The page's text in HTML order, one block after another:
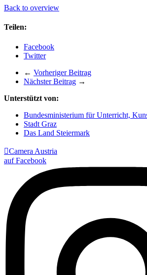
Back to overview
Teilen:
Facebook
Twitter
← Vorheriger Beitrag
Nächster Beitrag →
Unterstützt von:
Bundesministerium für Unterricht,
Stadt Graz
Das Land Steiermark
Camera Austria
auf Facebook